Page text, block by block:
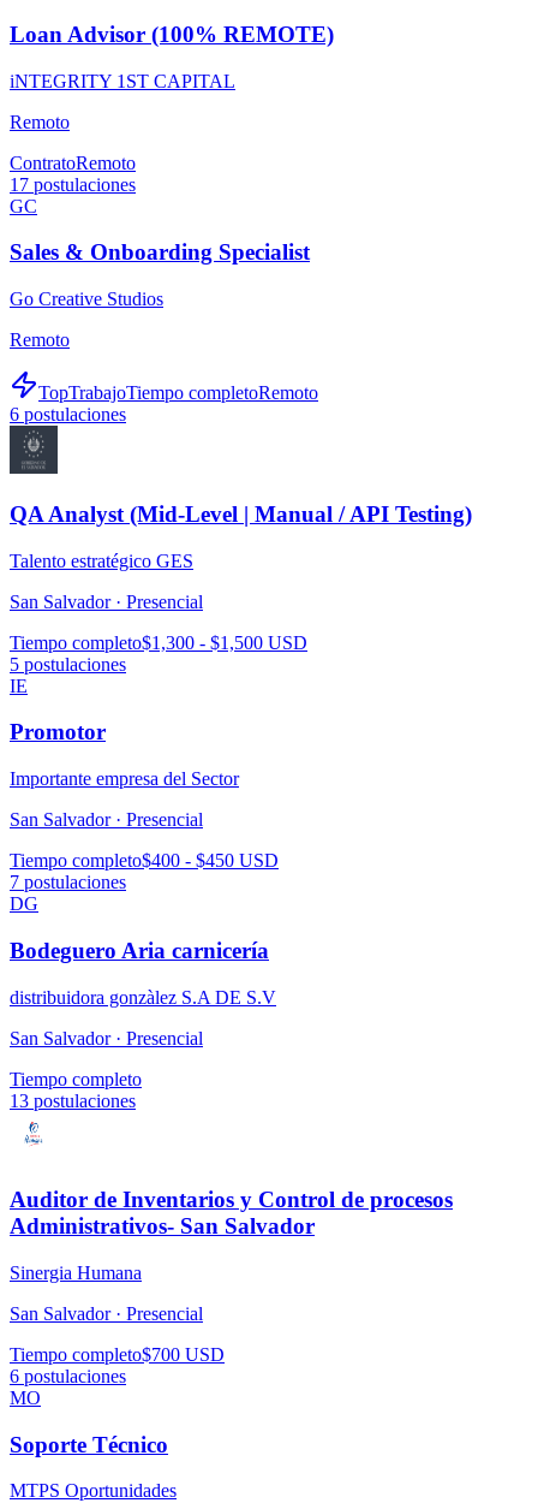
Loan Advisor (100% REMOTE)
iNTEGRITY 1ST CAPITAL
Remoto
ContratoRemoto
17 postulaciones
GC
Sales & Onboarding Specialist
Go Creative Studios
Remoto
TopTrabajoTiempo completoRemoto
6 postulaciones
QA Analyst (Mid-Level | Manual / API Testing)
Talento estratégico GES
San Salvador · Presencial
Tiempo completo$1,300 - $1,500 USD
5 postulaciones
IE
Promotor
Importante empresa del Sector
San Salvador · Presencial
Tiempo completo$400 - $450 USD
7 postulaciones
DG
Bodeguero Aria carnicería
distribuidora gonzàlez S.A DE S.V
San Salvador · Presencial
Tiempo completo
13 postulaciones
Auditor de Inventarios y Control de procesos
Administrativos- San Salvador
Sinergia Humana
San Salvador · Presencial
Tiempo completo$700 USD
6 postulaciones
MO
Soporte Técnico
MTPS Oportunidades